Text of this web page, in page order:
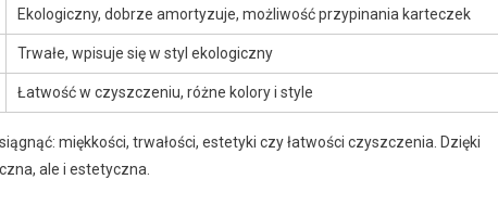
Ekologiczny, dobrze amortyzuje, możliwość przypinania karteczek
Trwałe, wpisuje się w styl ekologiczny
Łatwość w czyszczeniu, różne kolory i style
miękkości, trwałości, estetyki czy łatwości czyszczenia. Dzięki
ale i estetyczna.